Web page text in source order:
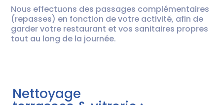
Nous effectuons des passages complémentaires
(repasses) en fonction de votre activité, afin de
garder votre restaurant et vos sanitaires propres
tout au long de la journée.
Nettoyage